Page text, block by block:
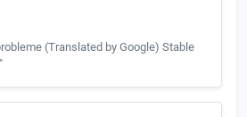
(Translated by Google) Stable